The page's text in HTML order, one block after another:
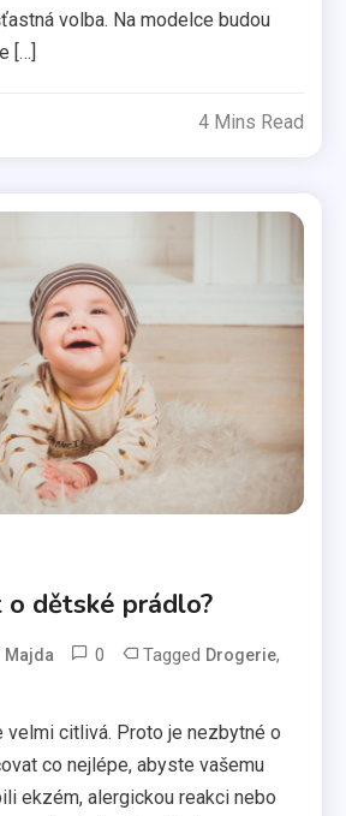
volba. Na modelce budou
[…]
4 Mins Read
o dětské prádlo?
Majda 0 Tagged Drogerie,
velmi citlivá. Proto je nezbytné o
co nejlépe, abyste vašemu
ekzém, alergickou reakci nebo